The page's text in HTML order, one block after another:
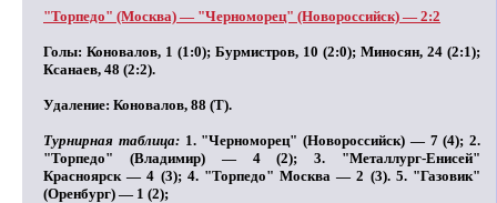
"Торпедо" (Москва) — "Черноморец" (Новороссийск) — 2:2
Голы: Коновалов, 1 (1:0); Бурмистров, 10 (2:0); Миносян, 24 (2:1);
Ксанаев, 48 (2:2).
Удаление: Коновалов, 88 (Т).
Турнирная таблица:1. "Черноморец" (Новороссийск) — 7 (4); 2.
"Торпедо" (Владимир) — 4 (2); 3. "Металлург-Енисей"
Красноярск — 4 (3); 4. "Торпедо" Москва — 2 (3). 5. "Газовик"
(Оренбург) — 1 (2);